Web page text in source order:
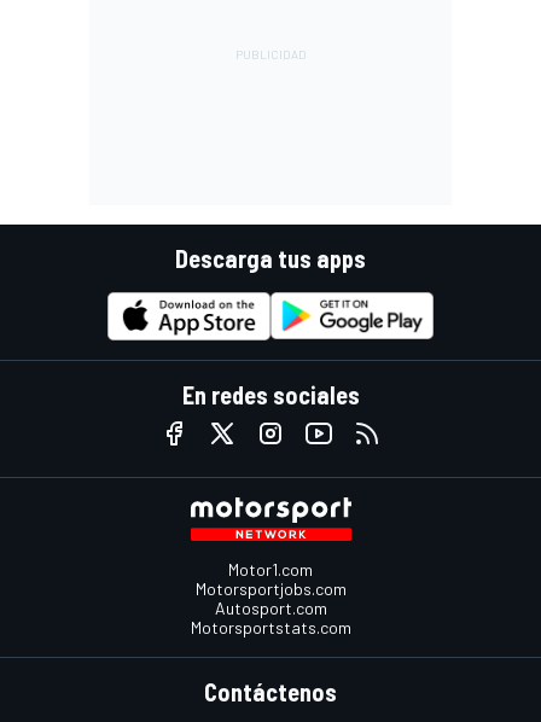
Descarga tus apps
En redes sociales
Motor1.com
Motorsportjobs.com
Autosport.com
Motorsportstats.com
Contáctenos